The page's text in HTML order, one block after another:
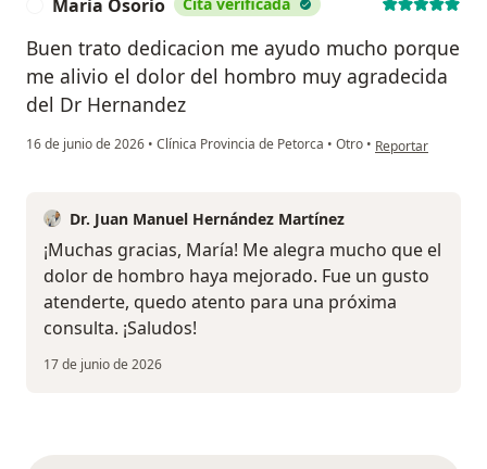
Maria Osorio
Buen trato dedicacion me ayudo mucho porque
me alivio el dolor del hombro muy agradecida
del Dr Hernandez
16 de junio de 2026 • Clínica Provincia de Petorca • Otro • en opinión del
Reportar
Dr. Juan Manuel Hernández Martínez
¡Muchas gracias, María! Me alegra mucho que el
dolor de hombro haya mejorado. Fue un gusto
atenderte, quedo atento para una próxima
consulta. ¡Saludos!
17 de junio de 2026